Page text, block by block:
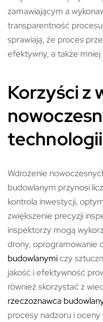
zamawiającym a
transparentność
sprawiają, że proces
efektywny, a także mniej
Korzyści z
technologii
Wdrożenie
budowlanym przynosi
kontrola inwestycji,
zwiększenie precyzji
inspektorzy mogą
drony, oprogramowanie
budowlanymiczy
jakość i efektywność
również skorzystać z
rzeczoznawca
procesy nadzoru i